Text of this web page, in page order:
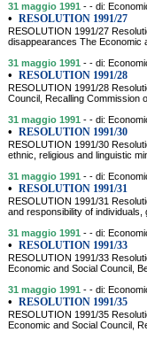
31 maggio 1991 - - di:
• RESOLUTION 1991/27
RESOLUTION 1991/27
disappearances The Economic
31 maggio 1991 - - di:
• RESOLUTION 1991/28
RESOLUTION 1991/28
Council, Recalling Commission
31 maggio 1991 - - di:
• RESOLUTION 1991/30
RESOLUTION 1991/30
ethnic, religious and linguistic
31 maggio 1991 - - di:
• RESOLUTION 1991/31
RESOLUTION 1991/31
and responsibility of
31 maggio 1991 - - di:
• RESOLUTION 1991/33
RESOLUTION 1991/33
Economic and Social Council,
31 maggio 1991 - - di:
• RESOLUTION 1991/35
RESOLUTION 1991/35
Economic and Social Council,